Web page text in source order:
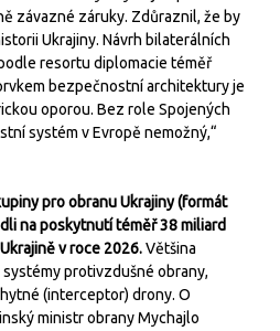
závazné záruky. Zdůraznil, že by
Ukrajiny. Návrh bilaterálních
resortu diplomacie téměř
bezpečnostní architektury je
oporou. Bez role Spojených
systém v Evropě nemožný,“
pro obranu Ukrajiny (formát
na poskytnutí téměř 38 miliard
v roce 2026.Většina
protivzdušné obrany,
(interceptor) drony. O
ministr obrany Mychajlo